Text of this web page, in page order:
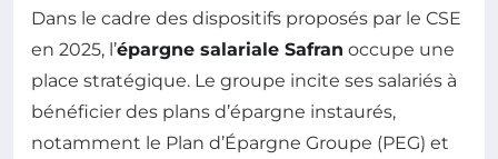
Dans le cadre des dispositifs proposés par le CSE
en 2025, l’épargne salariale Safran occupe une
place stratégique. Le groupe incite ses salariés à
bénéficier des plans d’épargne instaurés,
notamment le Plan d’Épargne Groupe (PEG) et